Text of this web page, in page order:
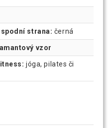
strana: černá
vzor
jóga, pilates či